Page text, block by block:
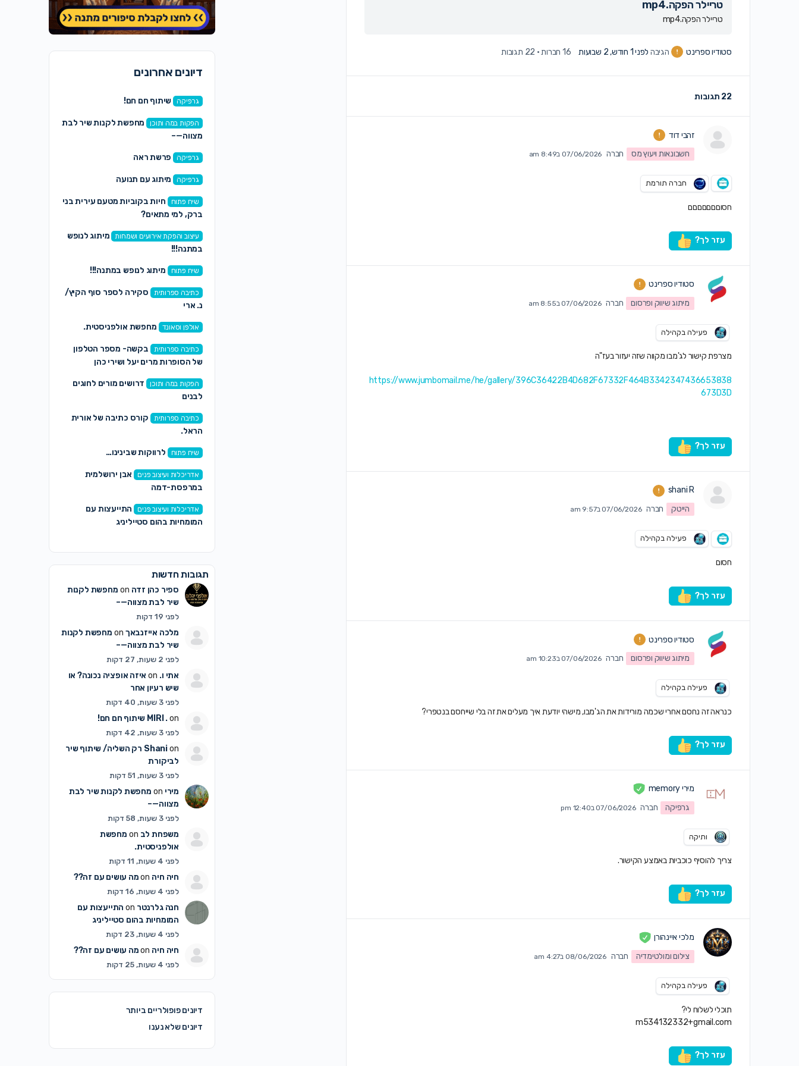
טריילר הפקה.mp4
טריילר הפקה.mp4
סטודיו ספרינט הגיבה לפני 1 חודש, 2 שבועות 16 חברות · 22 תגובות
22 תגובות
זהבי דוד
חשבונאות ויעוץ מס
חברה 07/06/2026 ב8:49 am
חברה תורמת
חסוםםםםםםם
עזר לך?
סטודיו ספרינט
מיתוג שיווק ופרסום
חברה 07/06/2026 ב8:55 am
פעילה בקהילה
מצרפת קישור לג'מבו מקווה שזה יעזור בעז"ה
https://www.jumbomail.me/he/gallery/396C36422B4D682F67332F464B3342347436653838
673D3D
עזר לך?
shani R
הייטק
חברה 07/06/2026 ב9:57 am
פעילה בקהילה
חסום
עזר לך?
סטודיו ספרינט
מיתוג שיווק ופרסום
חברה 07/06/2026 ב10:23 am
פעילה בקהילה
כנראה זה נחסם אחרי שכמה מורידות את הג'מבו, מישהי יודעת איך מעלים את זה בלי שייחסם בנטפרי?
עזר לך?
מירי memory
גרפיקה
חברה 07/06/2026 ב12:40 pm
ותיקה
צריך להוסיף כוכביות באמצע הקישור.
עזר לך?
מלכי איינהורן
צילום ומולטימדיה
חברה 08/06/2026 ב4:27 am
פעילה בקהילה
תוכלי לשלוח לי?
m534132332+gmail.com
עזר לך?
דיונים אחרונים
גרפיקה שיתוף חם חם!
הפקות במה ותוכן
מחפשת לקנות שיר לבת
מצווה—–
גרפיקה פרשת ראה
גרפיקה מיתוג עם תנועה
שיח פתוח
חיות בקוביות מטעם עירית בני
ברק, למי מתאים?
עיצוב והפקת אירועים ושמחות
מיתוג לנופש
במתנה!!!
שיח פתוח מיתוג לנופש במתנה!!!
כתיבה ספרותית
סקירה לספר סוף הקיץ/
נ. ארי
אולפן וסאונד מחפשת אולפניסטית.
כתיבה ספרותית
בקשה- מספר הטלפון
של הסופרות מרים יעל ושירי כהן
הפקות במה ותוכן
דרושים מורים לחוגים
לבנים
כתיבה ספרותית
קורס כתיבה של אורית
הראל.
שיח פתוח לרווקות שבינינו…
אדריכלות ועיצוב פנים
אבן ירושלמית
במרפסת-דמה
אדריכלות ועיצוב פנים
התייעצות עם
המומחיות בהום סטייליניג
תגובות חדשות
ספיר כהן זדה
מחפשת לקנות
שיר לבת מצווה—–
לפני 19 דקות
מלכה אייזנבאך
מחפשת לקנות
שיר לבת מצווה—–
לפני 2 שעות, 27 דקות
אתי ו.
איזה אופציה נכונה? או
שיש רעיון אחר
לפני 3 שעות, 40 דקות
MIRI .on שיתוף חם חם!
לפני 3 שעות, 42 דקות
Shanion
רק השליה/ שיתוף שיר
לביקורת
לפני 3 שעות, 51 דקות
מירי
מחפשת לקנות שיר לבת
מצווה—–
לפני 3 שעות, 58 דקות
משפחת לב
מחפשת
אולפניסטית.
לפני 4 שעות, 11 דקות
חיה חיה מה עושים עם זה??
לפני 4 שעות, 16 דקות
חנה גלרנטר
התייעצות עם
המומחיות בהום סטייליניג
לפני 4 שעות, 23 דקות
חיה חיה מה עושים עם זה??
לפני 4 שעות, 25 דקות
דיונים פופולריים ביותר
דיונים שלא נענו